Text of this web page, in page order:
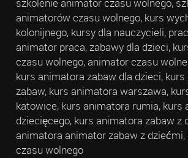
animatorów czasu wolnego, kurs
kolonijnego, kursy dla nauczycieli,
animator praca, zabawy dla dzieci,
czasu wolnego, animator czasu
kurs animatora zabaw dla dzieci,
zabaw, kurs animatora warszawa,
katowice, kurs animatora rumia, kurs
dziecięcego, kurs animatora zabaw z
animatora animator zabaw z
czasu wolnego